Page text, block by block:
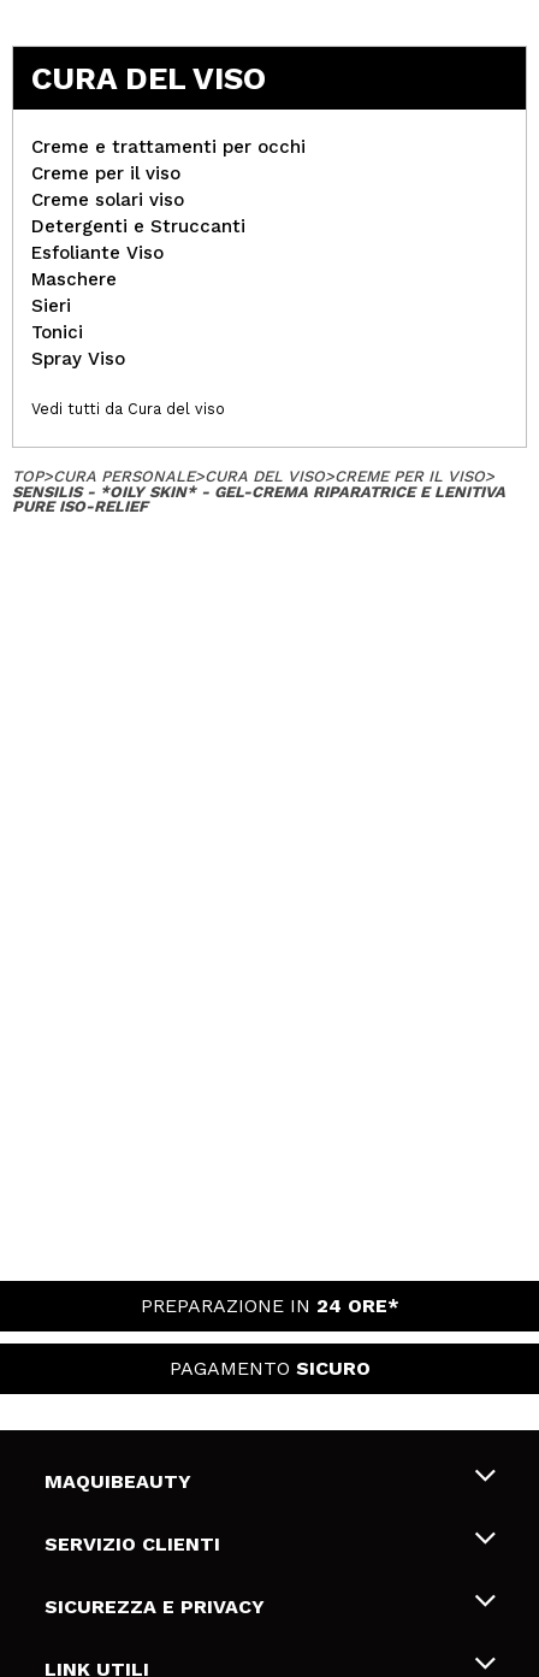
CURA DEL VISO
Creme e trattamenti per occhi
Creme per il viso
Creme solari viso
Detergenti e Struccanti
Esfoliante Viso
Maschere
Sieri
Tonici
Spray Viso
Vedi tutti da Cura del viso
TOP>CURA PERSONALE>CURA DEL VISO>CREME PER IL VISO>
SENSILIS - *OILY SKIN* - GEL-CREMA RIPARATRICE E LENITIVA
PURE ISO-RELIEF
PREPARAZIONE IN 24 ORE*
PAGAMENTO SICURO
MAQUIBEAUTY
Chi siamo
Gift Cards
SERVIZIO CLIENTI
Spedizioni & Resi
Metodi di pagamamento
SICUREZZA E PRIVACY
Termini e condizioni
LINK UTILI